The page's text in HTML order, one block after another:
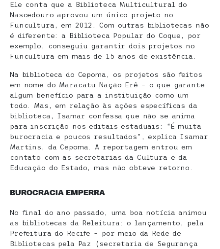
Ele conta que a Biblioteca Multicultural do
Nascedouro aprovou um único projeto no
Funcultura, em 2012. Com outras bibliotecas não
é diferente: a Biblioteca Popular do Coque, por
exemplo, conseguiu garantir dois projetos no
Funcultura em mais de 15 anos de existência.
Na biblioteca do Cepoma, os projetos são feitos
em nome do Maracatu Nação Erê – o que garante
algum benefício para a instituição como um
todo. Mas, em relação às ações específicas da
biblioteca, Isamar confessa que não se anima
para inscrição nos editais estaduais: “É muita
burocracia e poucos resultados”, explica Isamar
Martins, da Cepoma. A reportagem entrou em
contato com as secretarias da Cultura e da
Educação do Estado, mas não obteve retorno.
BUROCRACIA EMPERRA
No final do ano passado, uma boa notícia animou
as bibliotecas da Releitura: o lançamento, pela
Prefeitura do Recife – por meio da Rede de
Bibliotecas pela Paz (secretaria de Segurança